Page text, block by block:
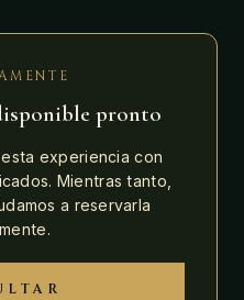
pronto
experiencia con
Mientras tanto,
a reservarla